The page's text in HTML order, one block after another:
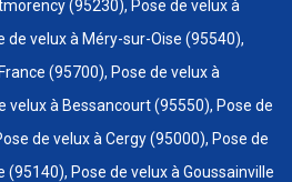
(95230), Pose de velux à
de velux à Méry-sur-Oise (95540),
(95700), Pose de velux à
velux à Bessancourt (95550), Pose de
de velux à Cergy (95000), Pose de
(95140), Pose de velux à Goussainville